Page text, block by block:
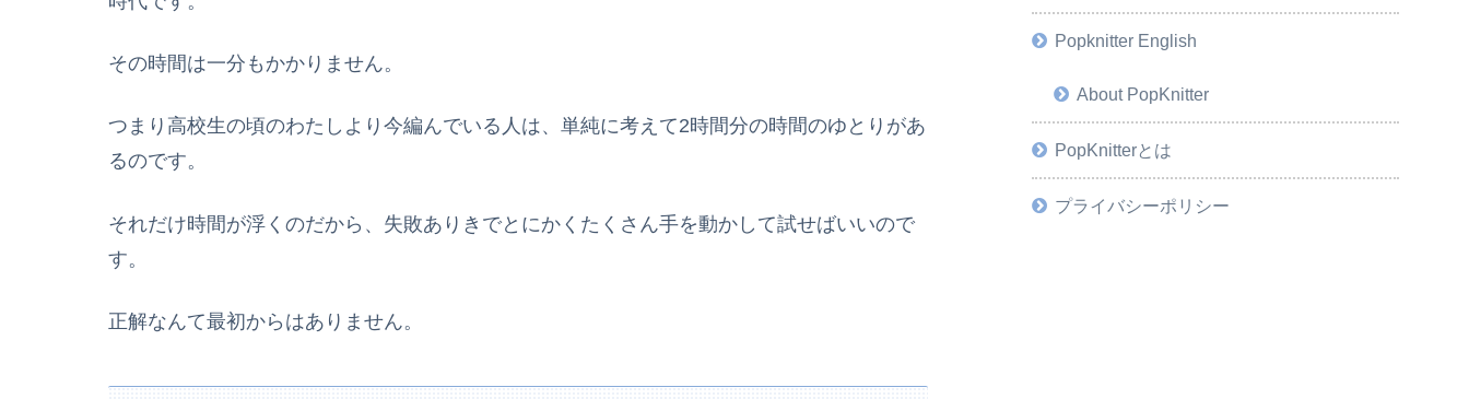
その時間は一分もかかりません。
つまり高校生の頃のわたしより今編んでいる人は、単純に考えて2時間分の時間のゆとりがあ
るのです。
それだけ時間が浮くのだから、失敗ありきでとにかくたくさん手を動かして試せばいいので
す。
正解なんて最初からはありません。
Popknitter English
About PopKnitter
PopKnitterとは
プライバシーポリシー